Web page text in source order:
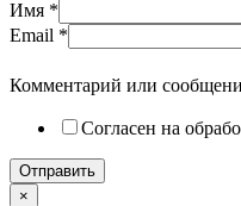
Имя *
Email *
Комментарий или
Согласен на
Отправить
×